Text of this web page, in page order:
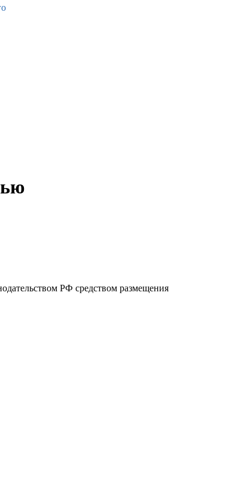
РФ средством размещения